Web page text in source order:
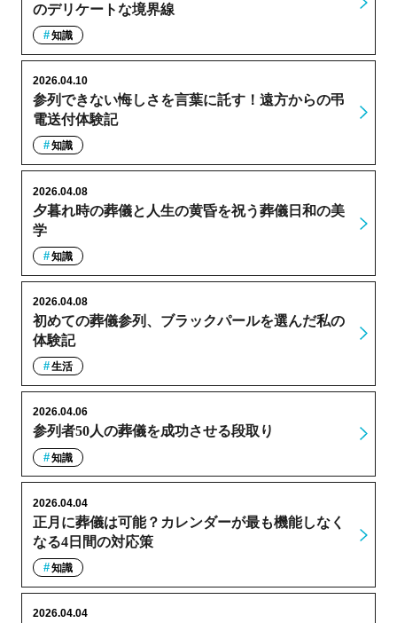
のデリケートな境界線
知識
参列できない悔しさを言葉に託す！遠方からの弔
電送付体験記
2026.04.10
知識
夕暮れ時の葬儀と人生の黄昏を祝う葬儀日和の美
学
2026.04.08
知識
初めての葬儀参列、ブラックパールを選んだ私の
体験記
2026.04.08
生活
参列者50人の葬儀を成功させる段取り
2026.04.06
知識
正月に葬儀は可能？カレンダーが最も機能しなく
なる4日間の対応策
2026.04.04
知識
2026.04.04